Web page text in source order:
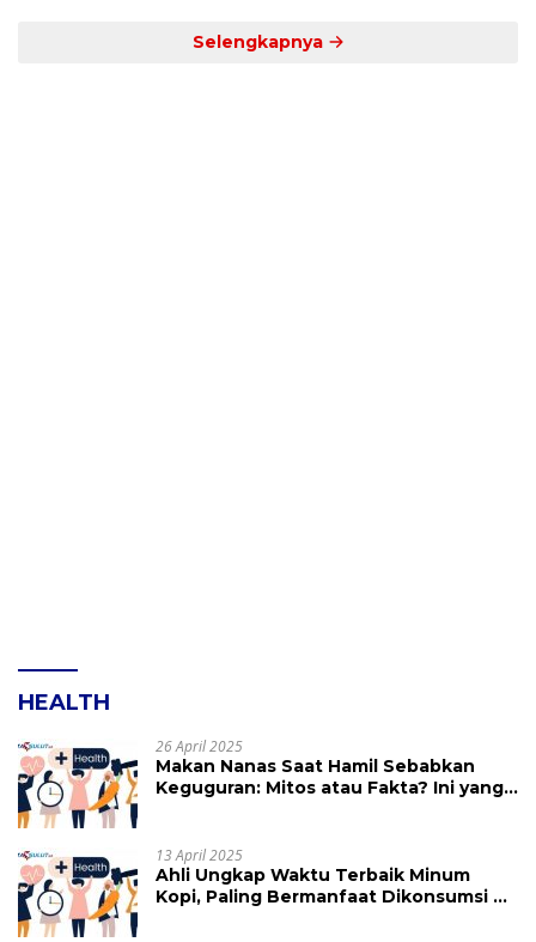
Selengkapnya
HEALTH
26 April 2025
Makan Nanas Saat Hamil Sebabkan
Keguguran: Mitos atau Fakta? Ini yang
13 April 2025
Ahli Ungkap Waktu Terbaik Minum
Kopi, Paling Bermanfaat Dikonsumsi di